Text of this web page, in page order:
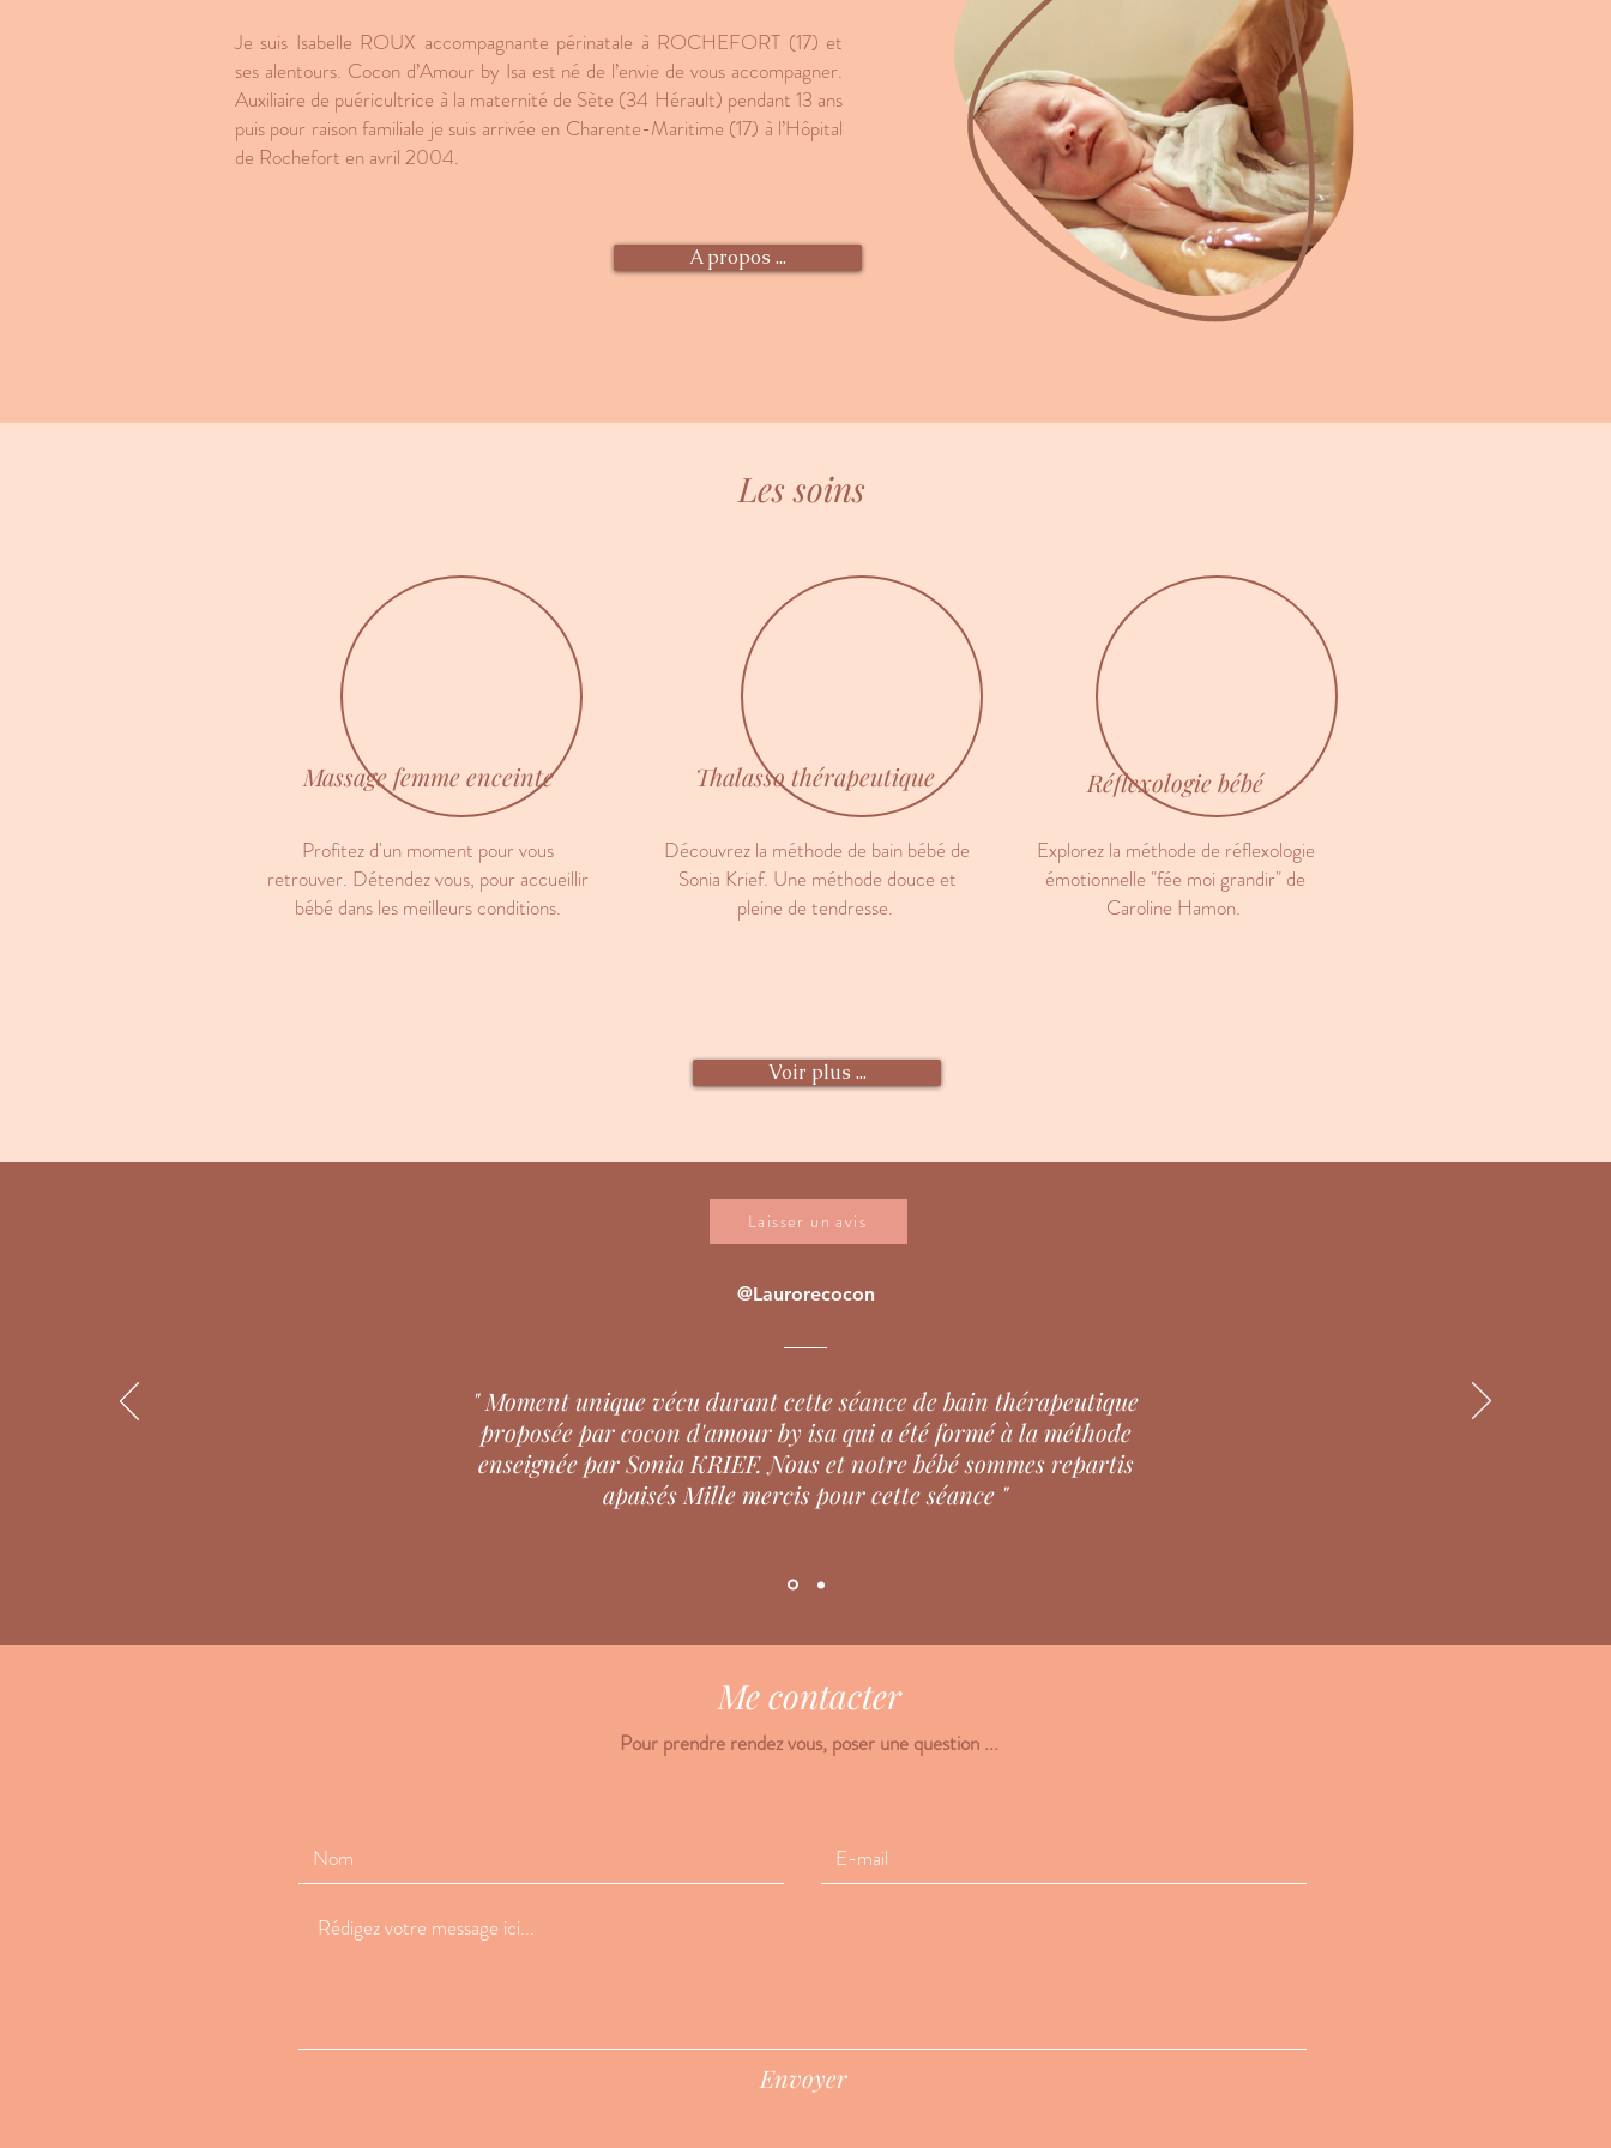
Je suis Isabelle ROUX accompagnante périnatale à ROCHEFORT (17) et
ses alentours. Cocon d’Amour by Isa est né de l’envie de vous accompagner.
Auxiliaire de puéricultrice à la maternité de Sète (34 Hérault) pendant 13 ans
puis pour raison familiale je suis arrivée en Charente-Maritime (17) à l’Hôpital
de Rochefort en avril 2004.
A propos ...
Les soins
Massage femme enceinte
Profitez d'un moment pour vous
retrouver. Détendez vous, pour accueillir
bébé dans les meilleurs conditions.
Thalasso thérapeutique
Découvrez la méthode de bain bébé de
Sonia Krief. Une méthode douce et
pleine de tendresse.
Réflexologie bébé
Explorez la méthode de réflexologie
émotionnelle "fée moi grandir" de
Caroline Hamon.
Voir plus ...
Laisser un avis
@Laurorecocon
" Moment unique vécu durant cette séance de bain thérapeutique
proposée par cocon d'amour by isa qui a été formé à la méthode
enseignée par Sonia KRIEF. Nous et notre bébé sommes repartis
apaisés Mille mercis pour cette séance "
Me contacter
Pour prendre rendez vous, poser une question ...
Envoyer